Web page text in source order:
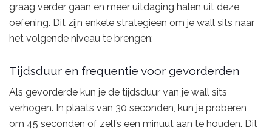
graag verder gaan en meer uitdaging halen uit deze
oefening. Dit zijn enkele strategieën om je wall sits naar
het volgende niveau te brengen:
Tijdsduur en frequentie voor gevorderden
Als gevorderde kun je de tijdsduur van je wall sits
verhogen. In plaats van 30 seconden, kun je proberen
om 45 seconden of zelfs een minuut aan te houden. Dit